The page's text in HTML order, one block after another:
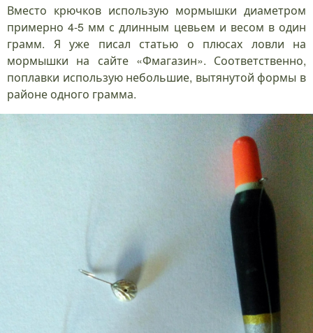
Вместо крючков использую мормышки диаметром
примерно 4-5 мм с длинным цевьем и весом в один
грамм. Я уже писал статью о плюсах ловли на
мормышки на сайте «Фмагазин». Соответственно,
поплавки использую небольшие, вытянутой формы в
районе одного грамма.